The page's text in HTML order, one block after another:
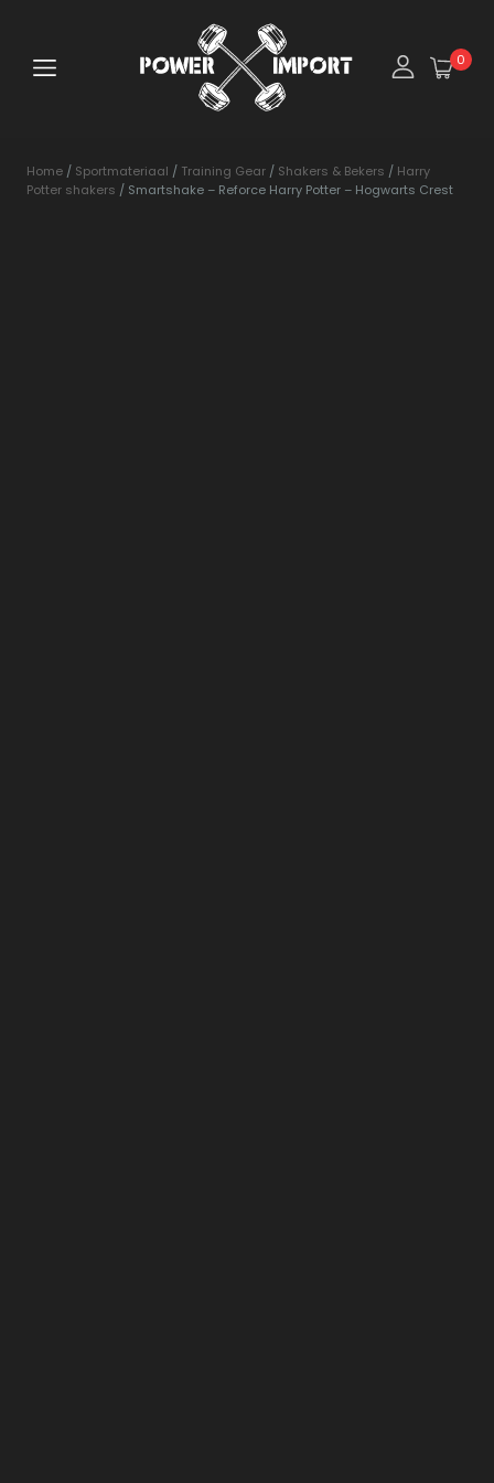
0
Home / Sportmateriaal / Training Gear / Shakers & Bekers / Harry
Potter shakers / Smartshake – Reforce Harry Potter – Hogwarts Crest